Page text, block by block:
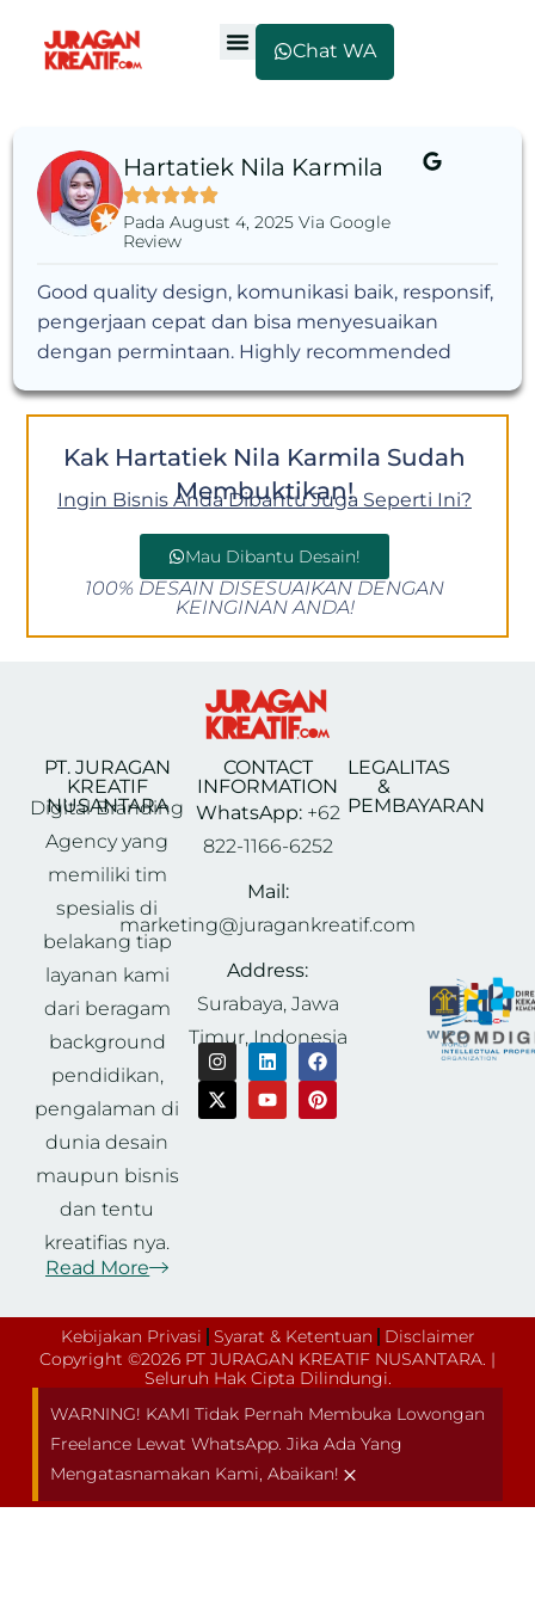
Chat WA
Hartatiek Nila Karmila
Pada August 4, 2025 Via Google
Review
Good quality design, komunikasi baik, responsif,
pengerjaan cepat dan bisa menyesuaikan
dengan permintaan. Highly recommended
Kak Hartatiek Nila Karmila Sudah
Membuktikan!
Ingin Bisnis Anda Dibantu Juga Seperti Ini?
Mau Dibantu Desain!
100% DESAIN DISESUAIKAN DENGAN
KEINGINAN ANDA!
PT. JURAGAN
KREATIF
NUSANTARA
Digital Branding
Agency yang
memiliki tim
spesialis di
belakang tiap
layanan kami
dari beragam
background
pendidikan,
pengalaman di
dunia desain
maupun bisnis
dan tentu
kreatifias nya.
Read More
CONTACT
INFORMATION
WhatsApp:+62
822-1166-6252
Mail:
marketing@juragankreatif.com
Address:
Surabaya, Jawa
Timur, Indonesia
LEGALITAS
&
PEMBAYARAN
Kebijakan Privasi Syarat & Ketentuan
Disclaimer
Copyright ©2026 PT JURAGAN KREATIF NUSANTARA. |
Seluruh Hak Cipta Dilindungi.
WARNING! KAMI Tidak Pernah Membuka Lowongan
Freelance Lewat WhatsApp. Jika Ada Yang
Mengatasnamakan Kami, Abaikan! ×